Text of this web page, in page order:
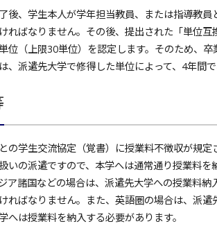
後、学生本人が学年担当教員、または指導教
ればなりません。その後、提出された「単位
位（上限30単位）を認定します。そのため、
、派遣先大学で修得した単位によって、4年間
の学生交流協定（覚書）に授業料不徴収が規
いの派遣ですので、本学へは通常通り授業料を
ア諸国などの場合は、派遣先大学への授業料
ればなりません。また、英語圏の場合は、派
へは授業料を納入する必要があります。